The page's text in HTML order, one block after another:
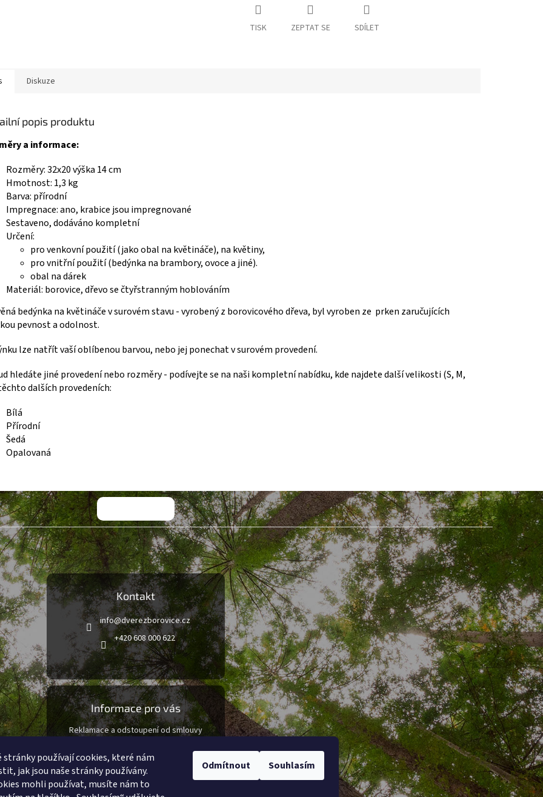
stránky používají cookies, které nám
jak jsou naše stránky používány.
mohli používat, musíte nám to
Odmítnout Souhlasím
TISK ZEPTAT SE SDÍLET
Diskuze
popis produktu
a informace:
Rozměry: 32x20 výška 14 cm
Hmotnost: 1,3 kg
Barva: přírodní
Impregnace: ano, krabice jsou impregnované
Sestaveno, dodáváno kompletní
Určení:
pro venkovní použití (jako obal na květináče), na květiny,
pro vnitřní použití (bedýnka na brambory, ovoce a jiné).
obal na dárek
Materiál: borovice, dřevo se čtyřstranným hoblováním
bedýnka na květináče v surovém stavu - vyrobený z borovicového dřeva, byl vyroben ze prken zaručujících
pevnost a odolnost.
lze natřít vaší oblíbenou barvou, nebo jej ponechat v surovém provedení.
hledáte jiné provedení nebo rozměry - podívejte se na naši kompletní nabídku, kde najdete další velikosti (S, M,
dalších provedeních:
Bílá
Přírodní
Šedá
Opalovaná
Kontakt
info@dverezborovice.cz
+420 608 000 622
Informace pro vás
Reklamace a odstoupení od smlouvy
Podmínky ochrany osobních údajů